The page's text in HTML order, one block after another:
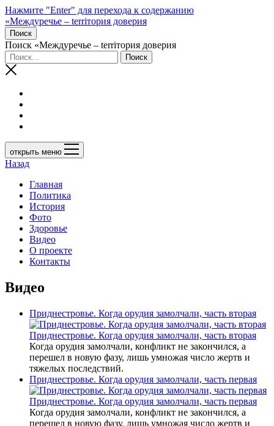
Нажмите "Enter" для перехода к содержанию
«Междуречье – terriтория доверия
Поиск
Поиск «Междуречье – terriтория доверия
открыть меню
Назад
Главная
Политика
История
Фото
Здоровье
Видео
О проекте
Контакты
Видео
Приднестровье. Когда орудия замолчали, часть вторая
Приднестровье. Когда орудия замолчали, часть вторая
Когда орудия замолчали, конфликт не закончился, а
перешел в новую фазу, лишь умножая число жертв и
тяжелых последствий.
Приднестровье. Когда орудия замолчали, часть первая
Приднестровье. Когда орудия замолчали, часть первая
Когда орудия замолчали, конфликт не закончился, а
перешел в новую фазу, лишь умножая число жертв и